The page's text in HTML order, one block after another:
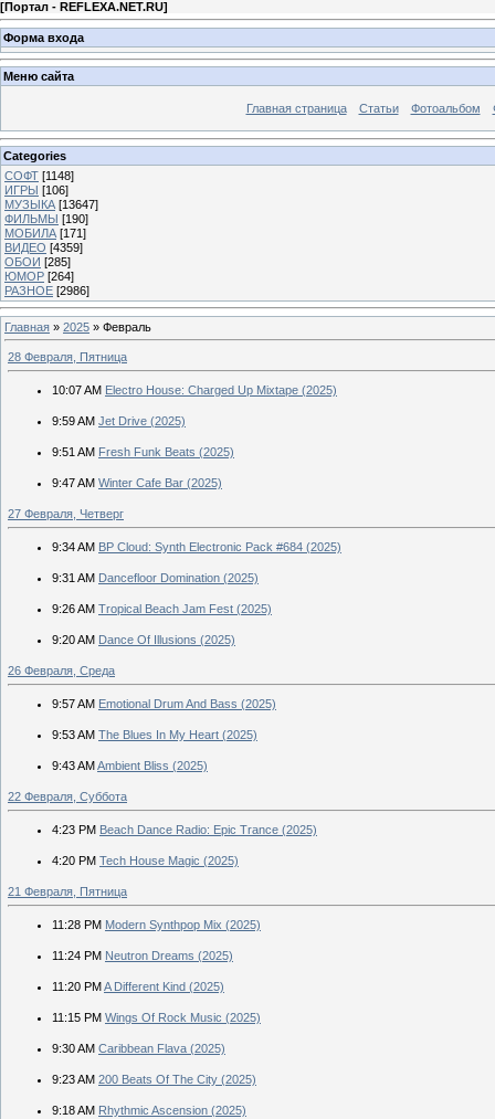
[Портал - REFLEXA.NET.RU]
Форма входа
Меню сайта
Главная страница Статьи Фотоальбом
Categories
СОФТ [1148]
ИГРЫ [106]
МУЗЫКА [13647]
ФИЛЬМЫ [190]
МОБИЛА [171]
ВИДЕО [4359]
ОБОИ [285]
ЮМОР [264]
РАЗНОЕ [2986]
Главная » 2025 » Февраль
28 Февраля, Пятница
10:07 AM Electro House: Charged Up Mixtape (2025)
9:59 AM Jet Drive (2025)
9:51 AM Fresh Funk Beats (2025)
9:47 AM Winter Cafe Bar (2025)
27 Февраля, Четверг
9:34 AM BP Cloud: Synth Electronic Pack #684 (2025)
9:31 AM Dancefloor Domination (2025)
9:26 AM Tropical Beach Jam Fest (2025)
9:20 AM Dance Of Illusions (2025)
26 Февраля, Среда
9:57 AM Emotional Drum And Bass (2025)
9:53 AM The Blues In My Heart (2025)
9:43 AM Ambient Bliss (2025)
22 Февраля, Суббота
4:23 PM Beach Dance Radio: Epic Trance (2025)
4:20 PM Tech House Magic (2025)
21 Февраля, Пятница
11:28 PM Modern Synthpop Mix (2025)
11:24 PM Neutron Dreams (2025)
11:20 PM A Different Kind (2025)
11:15 PM Wings Of Rock Music (2025)
9:30 AM Caribbean Flava (2025)
9:23 AM 200 Beats Of The City (2025)
9:18 AM Rhythmic Ascension (2025)